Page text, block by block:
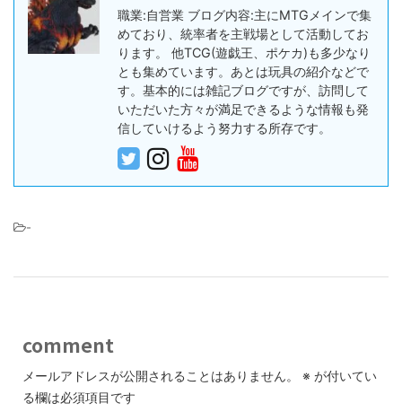
職業:自営業 ブログ内容:主にMTGメインで集
めており、統率者を主戦場として活動してお
ります。 他TCG(遊戯王、ポケカ)も多少なり
とも集めています。あとは玩具の紹介などで
す。基本的には雑記ブログですが、訪問して
いただいた方々が満足できるような情報も発
信していけるよう努力する所存です。
-
comment
メールアドレスが公開されることはありません。 ※ が付いてい
る欄は必須項目です